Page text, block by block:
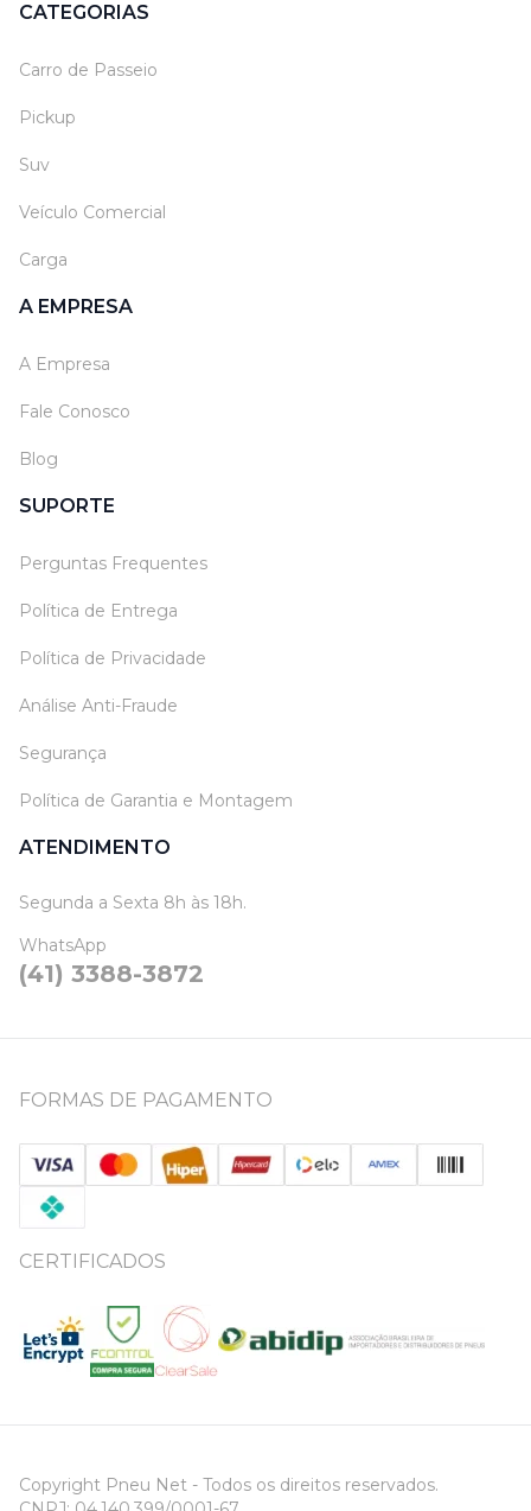
CATEGORIAS
Carro de Passeio
Pickup
Suv
Veículo Comercial
Carga
A EMPRESA
A Empresa
Fale Conosco
Blog
SUPORTE
Perguntas Frequentes
Política de Entrega
Política de Privacidade
Análise Anti-Fraude
Segurança
Política de Garantia e Montagem
ATENDIMENTO
Segunda a Sexta 8h às 18h.
WhatsApp
(41) 3388-3872
FORMAS DE PAGAMENTO
CERTIFICADOS
Copyright Pneu Net - Todos os direitos reservados.